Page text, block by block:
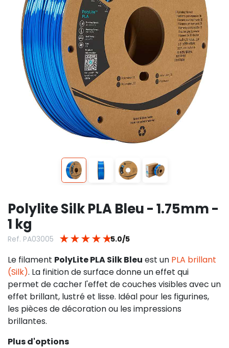
Polylite Silk PLA Bleu - 1.75mm -
1 kg
Ref. PA03005 ★ ★ ★ ★ ★5.0/5
Le filament PolyLite PLA Silk Bleu est un PLA brillant
(Silk). La finition de surface donne un effet qui
permet de cacher l'effet de couches visibles avec un
effet brillant, lustré et lisse. Idéal pour les figurines,
les pièces de décoration ou les impressions
brillantes.
Plus d'options